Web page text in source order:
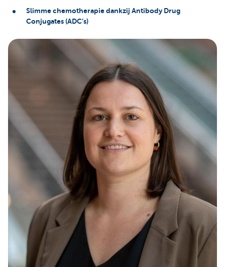
Slimme chemotherapie dankzij Antibody Drug
Conjugates (ADC’s)